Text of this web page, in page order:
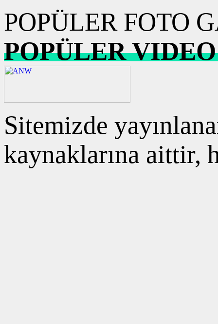
POPÜLER FOTO
POPÜLER
Sitemizde
kaynaklarına aittir,